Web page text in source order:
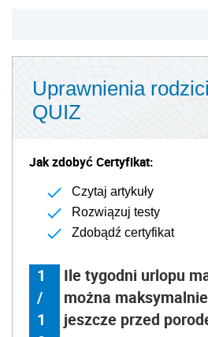
Uprawnienia
QUIZ
Jak zdobyć Certyfikat:
Czytaj artykuły
Rozwiązuj testy
Zdobądź certyfikat
1
/
1
Ile tygodni urlopu
można
jeszcze przed